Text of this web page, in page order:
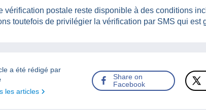
vérification postale reste disponible à des conditions
toutefois de privilégier la vérification par SMS qui est
a été rédigé par
les articles
Share on
Facebook